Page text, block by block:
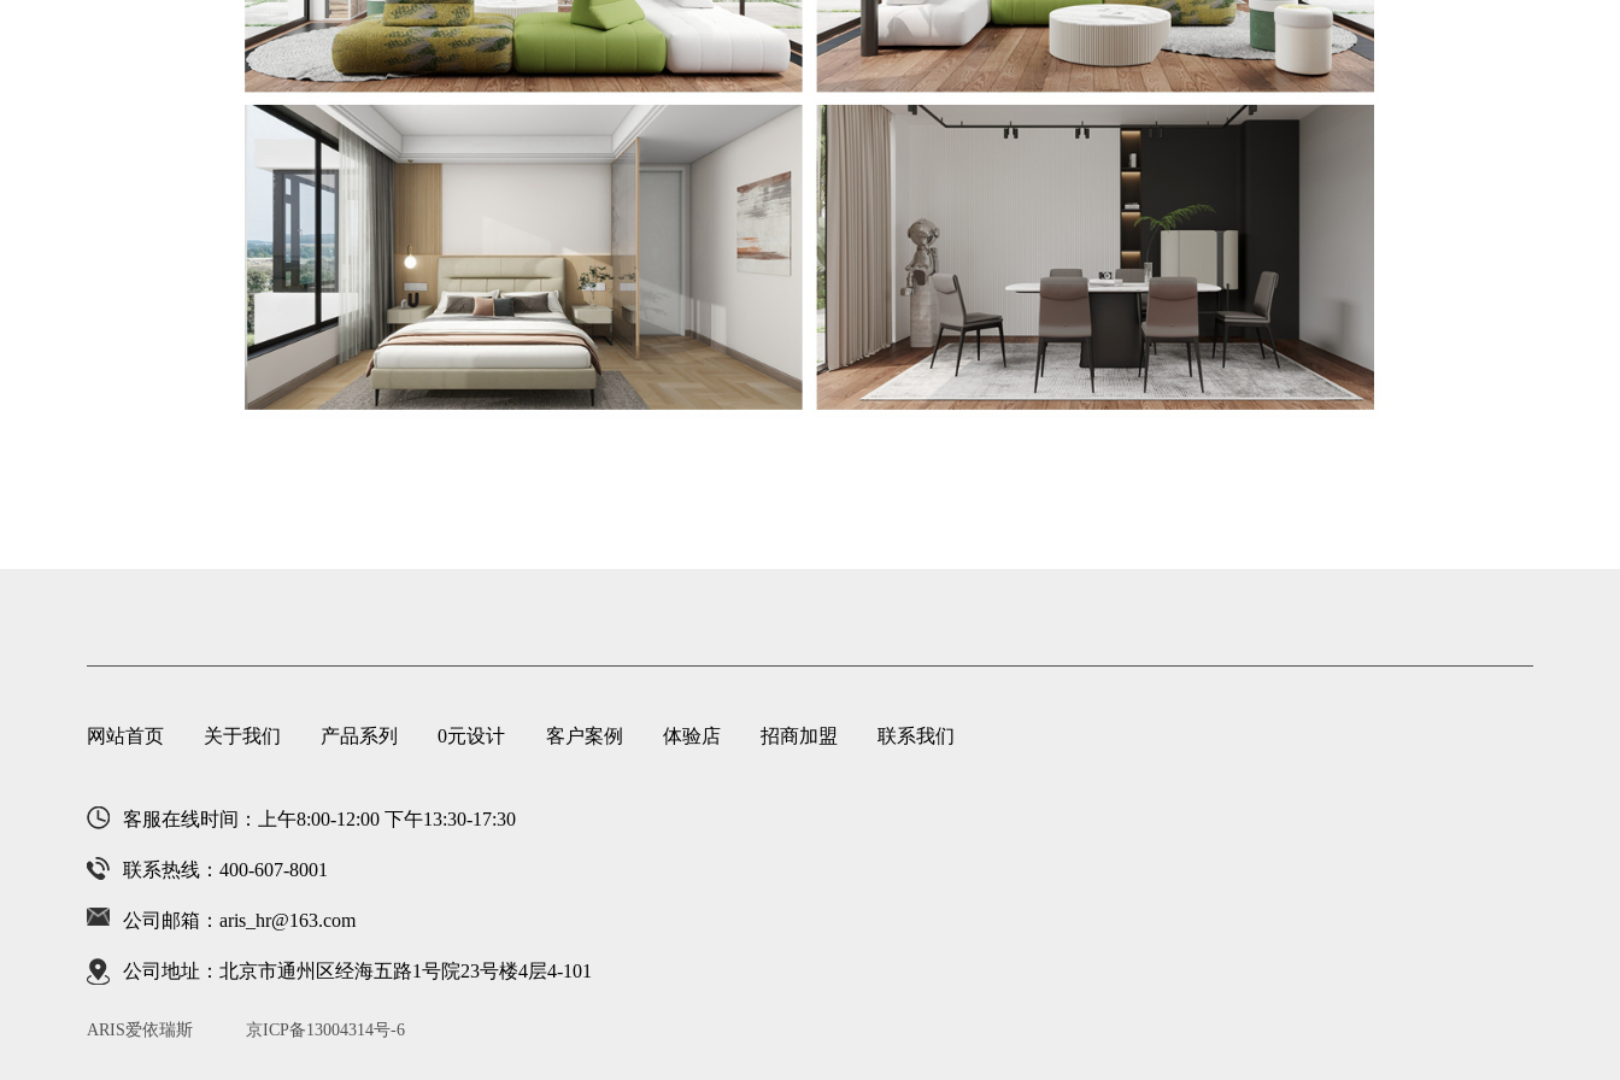
网站首页 关于我们 产品系列 0元设计 客户案例 体验店 招商加盟 联系我们
客服在线时间：上午8:00-12:00 下午13:30-17:30
联系热线：400-607-8001
公司邮箱：aris_hr@163.com
公司地址：北京市通州区经海五路1号院23号楼4层4-101
ARIS爱依瑞斯 京ICP备13004314号-6